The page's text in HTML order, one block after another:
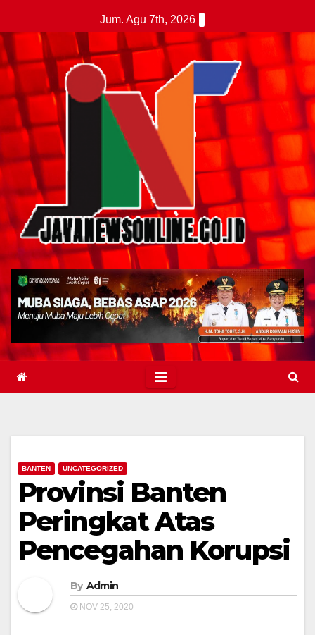
to
content
Jum. Agu 7th, 2026
BANTEN UNCATEGORIZED
Provinsi Banten
Peringkat Atas
Pencegahan Korupsi
By Admin
NOV 25, 2020